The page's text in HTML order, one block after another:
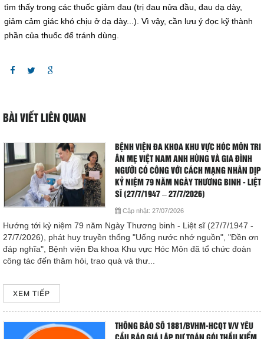
tìm thấy trong các thuốc giảm đau (trị đau nửa đầu, đau dạ dày,
giảm cảm giác khó chịu ở dạ dày...). Vì vậy, cần lưu ý đọc kỹ thành
phần của thuốc để tránh dùng.
BÀI VIẾT LIÊN QUAN
BỆNH VIỆN ĐA KHOA KHU VỰC HÓC MÔN TRI
ÂN MẸ VIỆT NAM ANH HÙNG VÀ GIA ĐÌNH
NGƯỜI CÓ CÔNG VỚI CÁCH MẠNG NHÂN DỊP
KỶ NIỆM 79 NĂM NGÀY THƯƠNG BINH - LIỆT
SĨ (27/7/1947 – 27/7/2026)
Cập nhật: 27/07/2026
Hướng tới kỷ niệm 79 năm Ngày Thương binh - Liệt sĩ (27/7/1947 -
27/7/2026), phát huy truyền thống "Uống nước nhớ nguồn", "Đền ơn
đáp nghĩa", Bệnh viện Đa khoa Khu vực Hóc Môn đã tổ chức đoàn
công tác đến thăm hỏi, trao quà và thư...
XEM TIẾP
THÔNG BÁO SỐ 1881/BVHM-HCQT V/V YÊU